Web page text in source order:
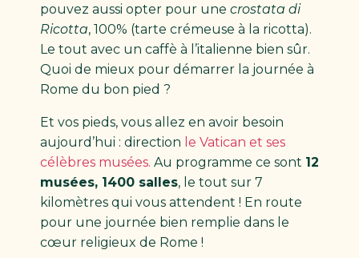
pouvez aussi opter pour une crostata di
Ricotta, 100% (tarte crémeuse à la ricotta).
Le tout avec un caffè à l’italienne bien sûr.
Quoi de mieux pour démarrer la journée à
Rome du bon pied ?
Et vos pieds, vous allez en avoir besoin
aujourd’hui : direction le Vatican et ses
célèbres musées. Au programme ce sont 12
musées, 1400 salles, le tout sur 7
kilomètres qui vous attendent ! En route
pour une journée bien remplie dans le
cœur religieux de Rome !